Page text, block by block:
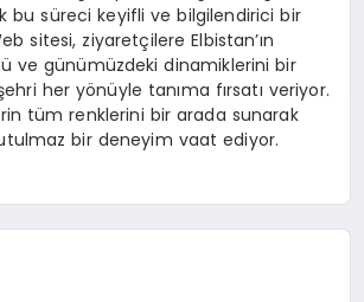
bu süreci keyifli ve bilgilendirici bir
sitesi, ziyaretçilere Elbistan’ın
ve günümüzdeki dinamiklerini bir
her yönüyle tanıma fırsatı veriyor.
tüm renklerini bir arada sunarak
bir deneyim vaat ediyor.